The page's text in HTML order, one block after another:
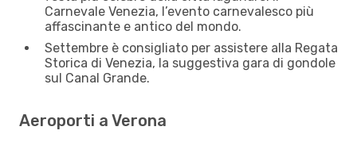
Carnevale Venezia, l’evento carnevalesco più
affascinante e antico del mondo.
Settembre è consigliato per assistere alla Regata
Storica di Venezia, la suggestiva gara di gondole
sul Canal Grande.
Aeroporti a Verona